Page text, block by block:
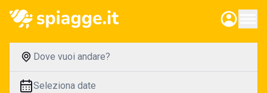
Dove vuoi andare?
Seleziona date